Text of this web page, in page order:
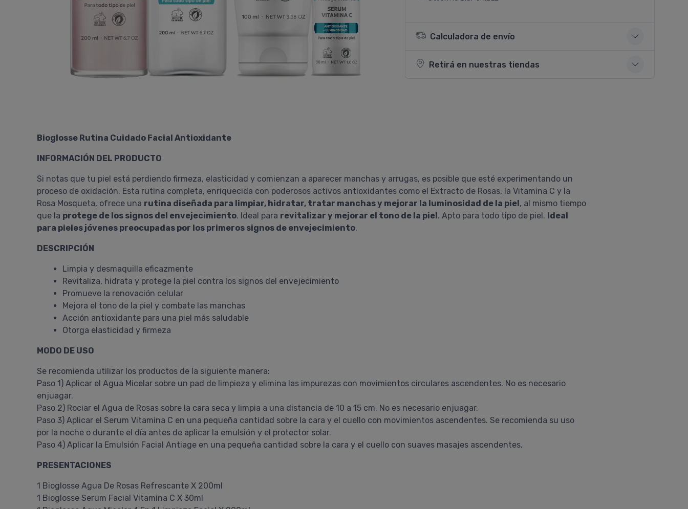
Calculadora de envío
Retirá en nuestras tiendas
Bioglosse Rutina Cuidado Facial Antioxidante
INFORMACIÓN DEL PRODUCTO
Si notas que tu piel está perdiendo firmeza, elasticidad y comienzan a aparecer manchas y arrugas, es posible que esté experimentando un
proceso de oxidación. Esta rutina completa, enriquecida con poderosos activos antioxidantes como el Extracto de Rosas, la Vitamina C y la
Rosa Mosqueta, ofrece una rutina diseñada para limpiar, hidratar, tratar manchas y mejorar la luminosidad de la piel, al mismo tiempo
que la protege de los signos del envejecimiento. Ideal para revitalizar y mejorar el tono de la piel. Apto para todo tipo de piel. Ideal
para pieles jóvenes preocupadas por los primeros signos de envejecimiento.
DESCRIPCIÓN
Limpia y desmaquilla eficazmente
Revitaliza, hidrata y protege la piel contra los signos del envejecimiento
Promueve la renovación celular
Mejora el tono de la piel y combate las manchas
Acción antioxidante para una piel más saludable
Otorga elasticidad y firmeza
MODO DE USO
Se recomienda utilizar los productos de la siguiente manera:
Paso 1) Aplicar el Agua Micelar sobre un pad de limpieza y elimina las impurezas con movimientos circulares ascendentes. No es necesario
enjuagar.
Paso 2) Rociar el Agua de Rosas sobre la cara seca y limpia a una distancia de 10 a 15 cm. No es necesario enjuagar.
Paso 3) Aplicar el Serum Vitamina C en una pequeña cantidad sobre la cara y el cuello con movimientos ascendentes. Se recomienda su uso
por la noche o durante el día antes de aplicar la emulsión y el protector solar.
Paso 4) Aplicar la Emulsión Facial Antiage en una pequeña cantidad sobre la cara y el cuello con suaves masajes ascendentes.
PRESENTACIONES
1 Bioglosse Agua De Rosas Refrescante X 200ml
1 Bioglosse Serum Facial Vitamina C X 30ml